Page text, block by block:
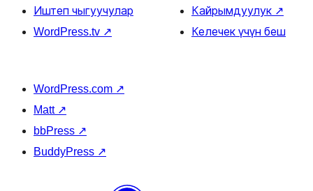
Иштеп чыгуучулар
WordPress.tv ↗
Кайрымдуулук ↗
Келечек үчүн беш
WordPress.com ↗
Matt ↗
bbPress ↗
BuddyPress ↗